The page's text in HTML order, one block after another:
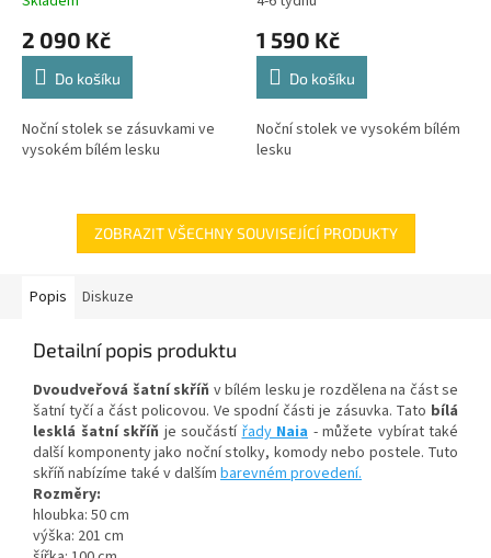
2 090 Kč
Do košíku
Noční stolek se zásuvkami ve
vysokém bílém lesku
1 590 Kč
Do košíku
Noční stolek ve vysokém bílém
lesku
ZOBRAZIT VŠECHNY SOUVISEJÍCÍ PRODUKTY
Popis Diskuze
Detailní popis produktu
Dvoudveřová šatní skříň v bílém lesku je rozdělena na část se
šatní tyčí a část policovou. Ve spodní části je zásuvka. Tato bílá
lesklá šatní skříň je součástí řady Naia - můžete vybírat také
další komponenty jako noční stolky, komody nebo postele. Tuto
skříň nabízíme také v dalším barevném provedení.
Rozměry:
hloubka: 50 cm
výška: 201 cm